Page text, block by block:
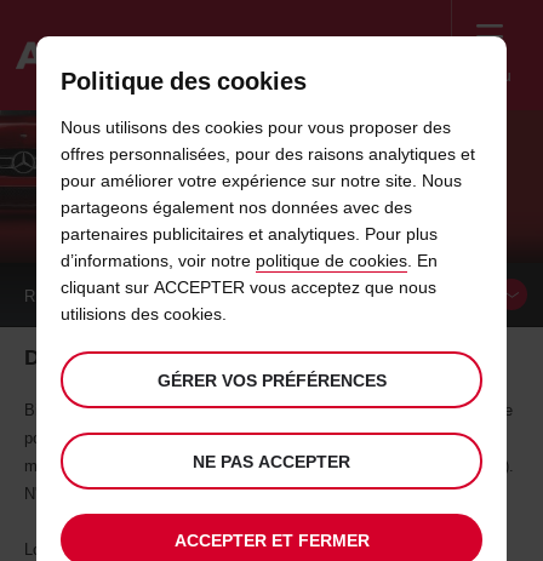
Menu
Avis
IDÉES DE VACANCES EN FRANCE -
BIARRITZ
RÉSERVER UNVÉHICULE
Découvrez Biarritz, perle océane du Pays Basque
Biarritz, ville aux paysages multiples entre mer et montagne, est prisée
pour son climat, et ses diverses activités : surf, golf, hôtels et casinos
mondains et traditions de la culture basque (la fameuse pelote basque).
N'oubliez pas ses centres de thalasso et sa célèbre gastronomie.
Louez une voiture à Biarritz et préparez-vous à faire un voyage
Politique des cookies
Nous utilisons des cookies pour vous proposer des
offres personnalisées, pour des raisons analytiques et
pour améliorer votre expérience sur notre site. Nous
partageons également nos données avec des
partenaires publicitaires et analytiques. Pour plus
d’informations, voir notre politique de cookies. En
cliquant sur ACCEPTER vous acceptez que nous
utilisions des cookies.
GÉRER VOS PRÉFÉRENCES
NE PAS ACCEPTER
ACCEPTER ET FERMER